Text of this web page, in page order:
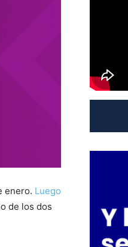
enero. Luego
de los dos